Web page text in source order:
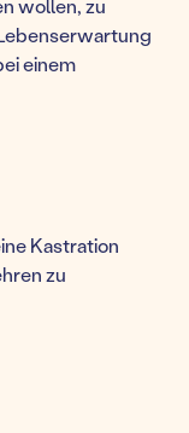
wollen, zu
einem
Kastration
zu